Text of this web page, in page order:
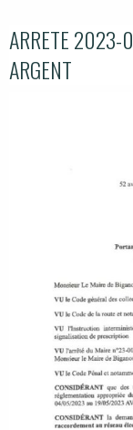
ARRETE 2023-
ARGENT